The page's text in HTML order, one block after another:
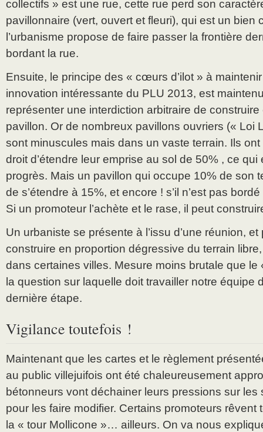
collectifs » est une rue, cette rue perd son
pavillonnaire (vert, ouvert et fleuri), qui est un bien
l’urbanisme propose de faire passer la frontière
bordant la rue.
Ensuite, le principe des « cœurs d’ilot » à
innovation intéressante du PLU 2013, est
représenter une interdiction arbitraire de construire
pavillon. Or de nombreux pavillons ouvriers (« Loi
sont minuscules mais dans un vaste terrain. Ils
droit d’étendre leur emprise au sol de 50% , ce qui
progrès. Mais un pavillon qui occupe 10% de son
de s’étendre à 15%, et encore ! s’il n’est pas
Si un promoteur l’achète et le rase, il peut
Un urbaniste se présente à l’issu d’une réunion,
construire en proportion dégressive du terrain
dans certaines villes. Mesure moins brutale que le
la question sur laquelle doit travailler notre équipe
dernière étape.
Vigilance toutefois !
Maintenant que les cartes et le règlement
au public villejuifois ont été chaleureusement
bétonneurs vont déchainer leurs pressions sur les
pour les faire modifier. Certains promoteurs rêvent
la « tour Mollicone »… ailleurs. On va nous